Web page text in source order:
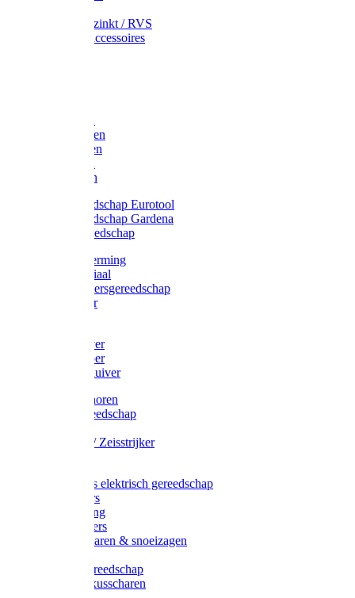
Emmer verzinkt / RVS
Regenton accessoires
Gazonharken
Asfaltharken
Hooiharken
Handgereedschap Eurotool
Handgereedschap Gardena
Kindergereedschap
Kniebescherming
Afzetmateriaal
Stratenmakersgereedschap
Straathamer
Mestschuiver
Mestschraper
Sneeuwschuiver
Zeis toebehoren
Baggergereedschap
Wetstenen / Zeisstrijker
Accessoires elektrisch gereedschap
Grasmaaiers
Tuinreiniging
Robotmaaiers
Heggenscharen & snoeizagen
Klussen gereedschap
Gras & buxusscharen